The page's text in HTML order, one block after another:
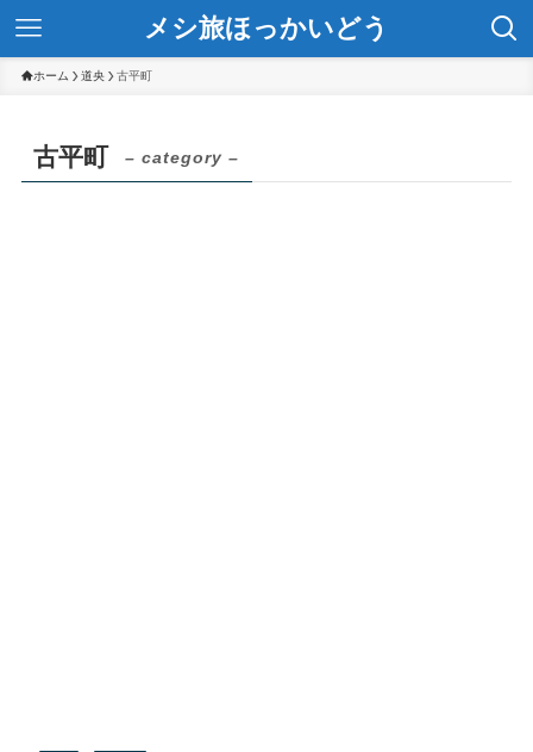
メシ旅ほっかいどう
ホーム 道央 古平町
古平町 – category –